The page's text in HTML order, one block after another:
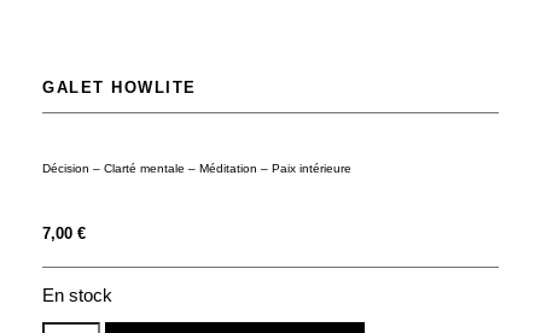
GALET HOWLITE
Décision – Clarté mentale – Méditation – Paix intérieure
7,00 €
En stock